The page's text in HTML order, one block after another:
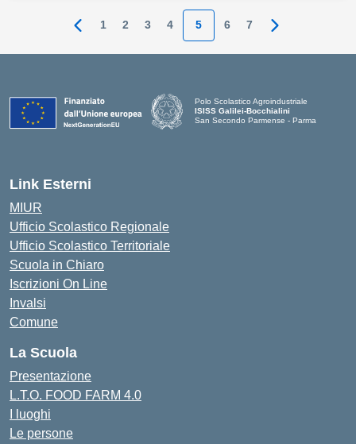
Pagina precedente
1 2 3 4 5 6 7 Pagina
Polo Scolastico Agroindustriale
ISISS Galilei-Bocchialini
San Secondo Parmense - Parma
Link Esterni
MIUR
Ufficio Scolastico Regionale
Ufficio Scolastico Territoriale
Scuola in Chiaro
Iscrizioni On Line
Invalsi
Comune
La Scuola
Presentazione
L.T.O. FOOD FARM 4.0
I luoghi
Le persone